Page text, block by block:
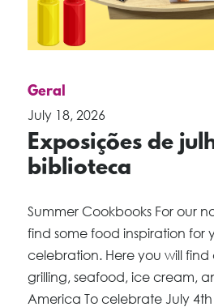
Geral
July 18, 2026
Exposições de
biblioteca
Summer Cookbooks For our
find some food inspiration for
celebration. Here you will find
grilling, seafood, ice cream,
America To celebrate July